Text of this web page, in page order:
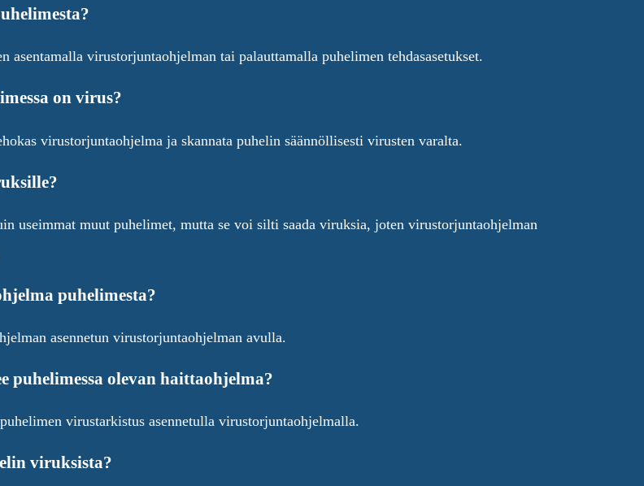
asentamalla virustorjuntaohjelman tai palauttamalla puhelimen tehdasasetukset.
on virus?
virustorjuntaohjelma ja skannata puhelin säännöllisesti virusten varalta.
useimmat muut puhelimet, mutta se voi silti saada viruksia, joten virustorjuntaohjelman
puhelimesta?
asennetun virustorjuntaohjelman avulla.
puhelimessa olevan haittaohjelma?
virustarkistus asennetulla virustorjuntaohjelmalla.
viruksista?